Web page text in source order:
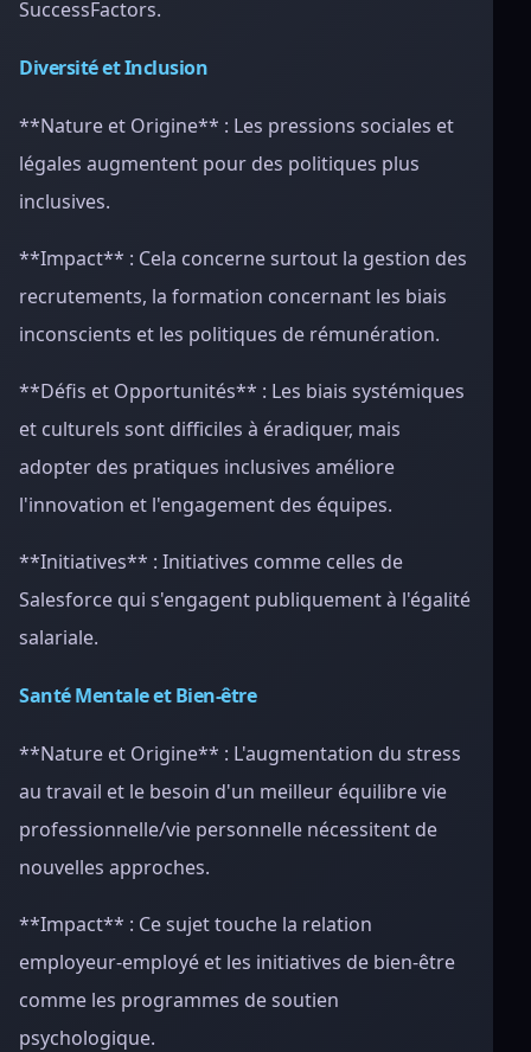
SuccessFactors.
Diversité et Inclusion
**Nature et Origine** : Les pressions sociales et
légales augmentent pour des politiques plus
inclusives.
**Impact** : Cela concerne surtout la gestion des
recrutements, la formation concernant les biais
inconscients et les politiques de rémunération.
**Défis et Opportunités** : Les biais systémiques
et culturels sont difficiles à éradiquer, mais
adopter des pratiques inclusives améliore
l'innovation et l'engagement des équipes.
**Initiatives** : Initiatives comme celles de
Salesforce qui s'engagent publiquement à l'égalité
salariale.
Santé Mentale et Bien-être
**Nature et Origine** : L'augmentation du stress
au travail et le besoin d'un meilleur équilibre vie
professionnelle/vie personnelle nécessitent de
nouvelles approches.
**Impact** : Ce sujet touche la relation
employeur-employé et les initiatives de bien-être
comme les programmes de soutien
psychologique.